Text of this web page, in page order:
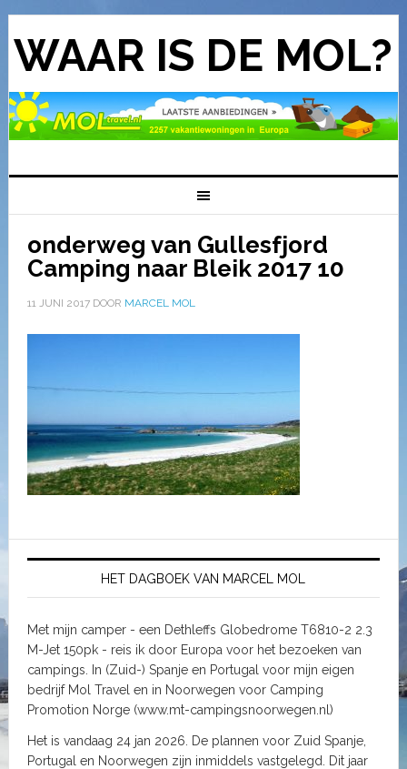
WAAR IS DE MOL?
onderweg van Gullesfjord
Camping naar Bleik 2017 10
11 JUNI 2017DOOR MARCEL MOL
HET DAGBOEK VAN MARCEL MOL
Met mijn camper - een Dethleffs Globedrome T6810-2 2.3
M-Jet 150pk - reis ik door Europa voor het bezoeken van
campings. In (Zuid-) Spanje en Portugal voor mijn eigen
bedrijf Mol Travel en in Noorwegen voor Camping
Promotion Norge (www.mt-campingsnoorwegen.nl)
Het is vandaag 24 jan 2026. De plannen voor Zuid Spanje,
Portugal en Noorwegen zijn inmiddels vastgelegd. Dit jaar